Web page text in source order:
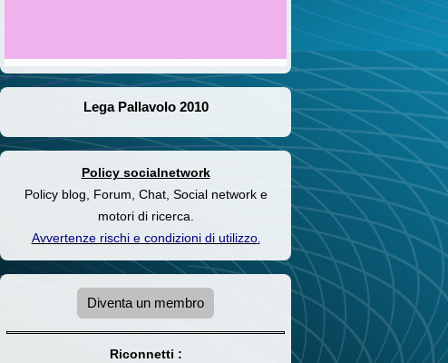
Lega Pallavolo 2010
Policy socialnetwork
Policy blog, Forum, Chat, Social network e
motori di ricerca.
Avvertenze rischi e condizioni di utilizzo.
Diventa un membro
Riconnetti :